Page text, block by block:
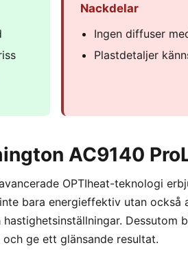
Nackdelar
Ingen diffuser
Plastdetaljer
AC9140
OPTIheat-teknologi
bara energieffektiv utan också
Dessutom
ge ett glänsande resultat.